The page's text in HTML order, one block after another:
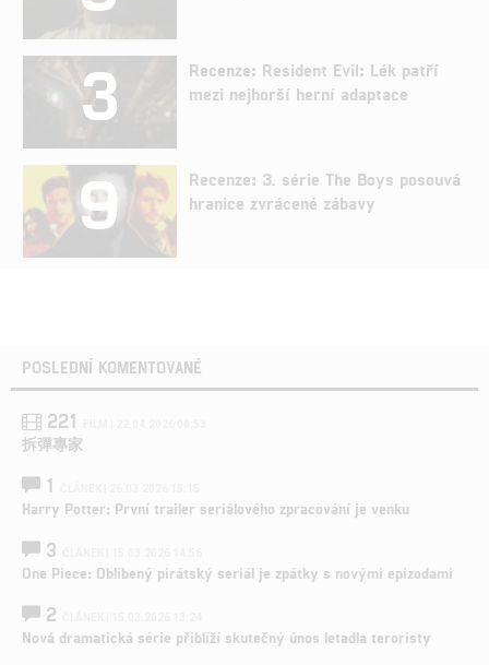
3
Recenze: Resident Evil: Lék patří
mezi nejhorší herní adaptace
9
Recenze: 3. série The Boys posouvá
hranice zvrácené zábavy
POSLEDNÍ KOMENTOVANÉ
221
拆彈專家
1
Harry Potter: První trailer seriálového zpracování je venku
3
One Piece: Oblíbený pirátský seriál je zpátky s novými epizodami
2
Nová dramatická série přiblíží skutečný únos letadla teroristy